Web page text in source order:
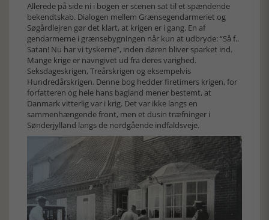
Allerede på side ni i bogen er scenen sat til et spændende
bekendtskab. Dialogen mellem Grænsegendarmeriet og
Søgårdlejren gør det klart, at krigen er i gang. En af
gendarmerne i grænsebygningen når kun at udbryde: “Så f..
Satan! Nu har vi tyskerne”, inden døren bliver sparket ind.
Mange krige er navngivet ud fra deres varighed.
Seksdageskrigen, Treårskrigen og eksempelvis
Hundredårskrigen. Denne bog hedder firetimers krigen, for
forfatteren og hele hans bagland mener bestemt, at
Danmark vitterlig var i krig. Det var ikke langs en
sammenhængende front, men et dusin træfninger i
Sønderjylland langs de nordgående indfaldsveje.